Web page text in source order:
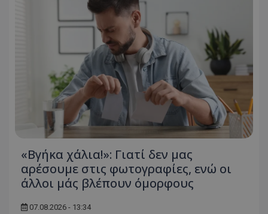
«Βγήκα χάλια!»: Γιατί δεν μας
αρέσουμε στις φωτογραφίες, ενώ οι
άλλοι μάς βλέπουν όμορφους
07.08.2026 - 13:34
usprivacy